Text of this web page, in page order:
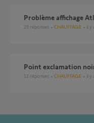
Problème affichage
29 réponses CHAUFFAGE il
Point exclamation
12 réponses CHAUFFAGE il